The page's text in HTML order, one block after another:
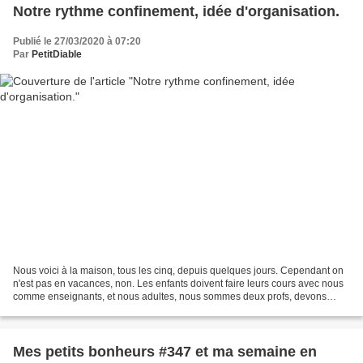
Notre rythme confinement, idée d'organisation.
Publié le 27/03/2020 à 07:20
Par PetitDiable
Nous voici à la maison, tous les cinq, depuis quelques jours. Cependant on
n'est pas en vacances, non. Les enfants doivent faire leurs cours avec nous
comme enseignants, et nous adultes, nous sommes deux profs, devons
Mes petits bonheurs #347 et ma semaine en